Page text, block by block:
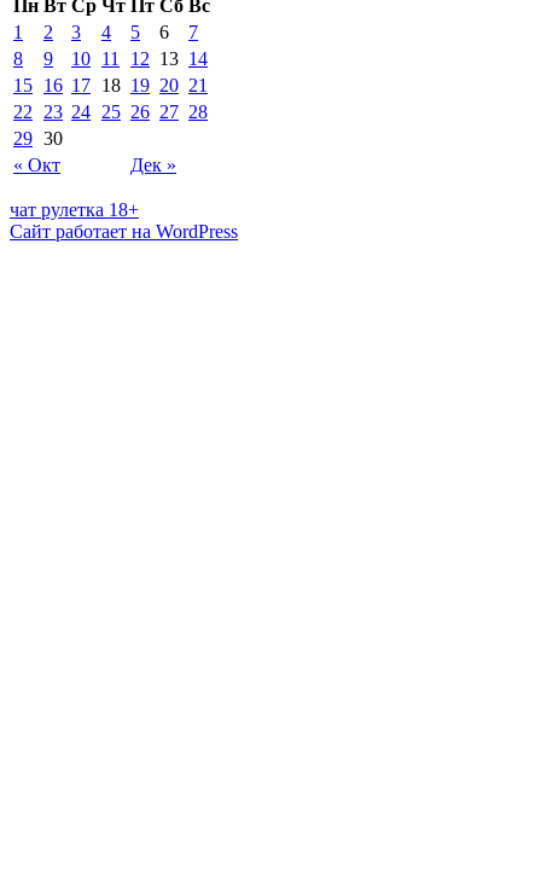
Пн Вт Ср Чт Пт Сб Вс
« Окт Дек »
1 2 3 4 5 6
7
8
9 10 11 12 13 14
15 16 17 18 19 20 21
22
23 24 25 26 27 28
29 30
чат рулетка 18+
Сайт работает на WordPress